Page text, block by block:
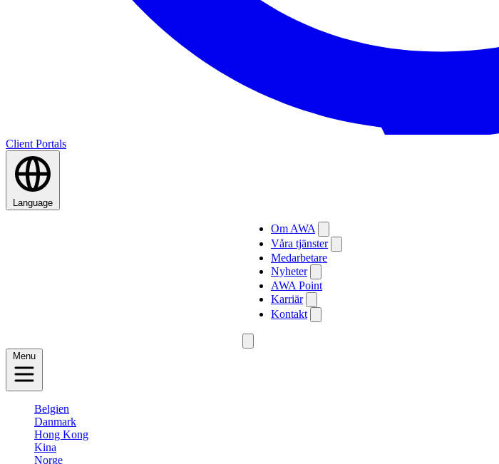
Client Portals
Language
Om AWA
Våra tjänster
Medarbetare
Nyheter
AWA Point
Karriär
Kontakt
Menu
Belgien
Danmark
Hong Kong
Kina
Norge